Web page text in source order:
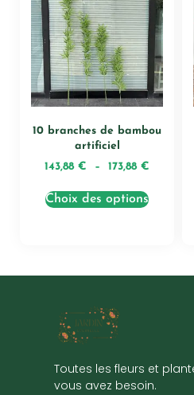
10 branches de bambou
artificiel
143,88 € – 173,88 €
Choix des options
Toutes les fleurs et
vous avez besoin.